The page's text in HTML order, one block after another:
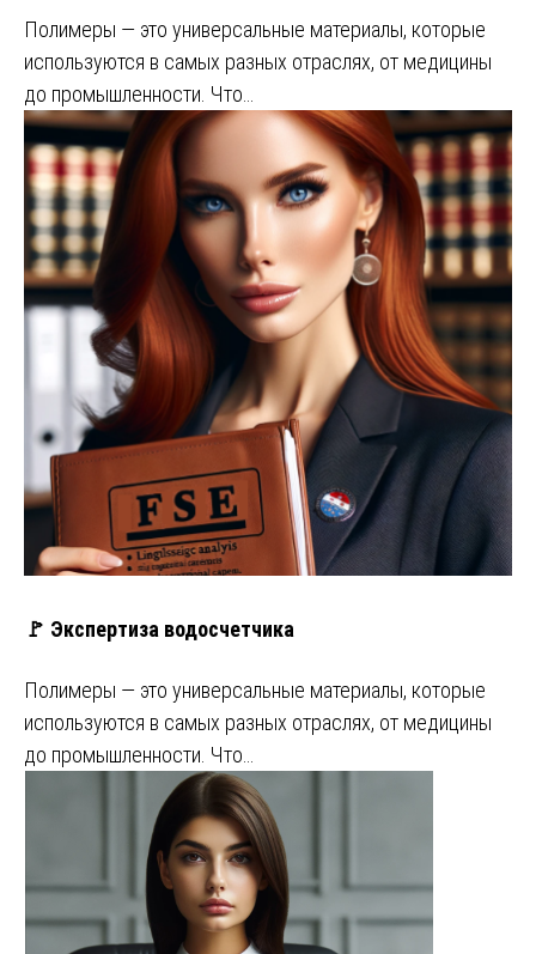
Полимеры — это универсальные материалы, которые
используются в самых разных отраслях, от медицины
до промышленности. Что…
🚩 Экспертиза водосчетчика
Полимеры — это универсальные материалы, которые
используются в самых разных отраслях, от медицины
до промышленности. Что…